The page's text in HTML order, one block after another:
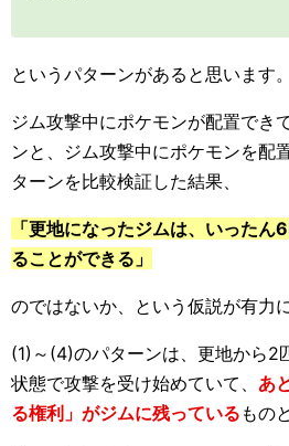
というパターンがあると思います。
ジム攻撃中にポケモンが配置でき
ンと、ジム攻撃中にポケモンを配
ターンを比較検証した結果、
「更地になったジムは、いった
ることができる」
のではないか、という仮説が有力
(1)～(4)のパターンは、更地から2
状態で攻撃を受け始めていて、 あ
る権利」がジムに残っている もの